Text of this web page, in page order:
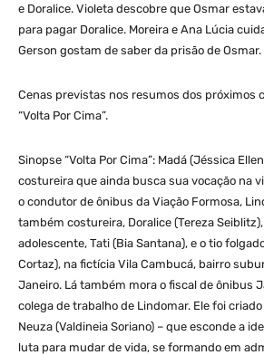
e Doralice. Violeta descobre que Osmar
para pagar Doralice. Moreira e Ana Lúcia
Gerson gostam de saber da prisão de Osmar.
Cenas previstas nos resumos dos próximos
“Volta Por Cima”.
Sinopse “Volta Por Cima”: Madá (Jéssica
costureira que ainda busca sua vocação na
o condutor de ônibus da Viação Formosa,
também costureira, Doralice (Tereza
adolescente, Tati (Bia Santana), e o tio
Cortaz), na fictícia Vila Cambucá, bairro
Janeiro. Lá também mora o fiscal de ônibus
colega de trabalho de Lindomar. Ele foi
Neuza (Valdineia Soriano) – que esconde a
luta para mudar de vida, se formando em